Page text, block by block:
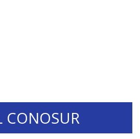
CONOSUR